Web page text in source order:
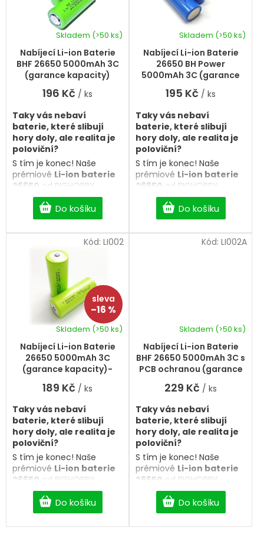
Nabíjecí Li-ion Baterie
BHF 26650 5000mAh 3C
(garance kapacity)
hodnocení
produktu
hvězdiček.
Skladem (>50 ks)
196 Kč / ks
Do košíku
Taky vás nebaví
baterie, které slibují
hory doly, ale realita je
poloviční?
S tím je konec! Naše
prémiové Li-ion baterie
26650 od BIGHOBBY
přicházejí s100% garancí
kapacity . Co je napsáno
na článku, to dostanete i v
realitě. Žádné triky, jen
čistý a spolehlivý výkon
pro vaše svítilny, modely a
elektroniku.
Nabíjecí Li-ion Baterie
26650 BH Power
5000mAh 3C (garance
kapacity)
hodnocení
produktu
hvězdiček.
Skladem (>50 ks)
195 Kč / ks
Do košíku
Taky vás nebaví
baterie, které slibují
hory doly, ale realita je
poloviční?
S tím je konec! Naše
prémiové Li-ion baterie
26650 od BIGHOBBY
přicházejí s100% garancí
kapacity . Co je napsáno
na článku, to dostanete i v
realitě. Žádné triky, jen
čistý a spolehlivý výkon
–16 %
Nabíjecí Li-ion Baterie
26650 5000mAh 3C
(garance kapacity)-
Buttom Top
Skladem (>50 ks)
189 Kč / ks
Do košíku
Taky vás nebaví
baterie, které slibují
hory doly, ale realita je
poloviční?
S tím je konec! Naše
prémiové Li-ion baterie
26650 od BIGHOBBY
přicházejí s100% garancí
kapacity . Co je napsáno
na článku, to dostanete i v
realitě. Žádné triky, jen
Kód: LI002
Nabíjecí Li-ion Baterie
BHF 26650 5000mAh 3C s
PCB ochranou (garance
kapacity)
hodnocení
produktu
je
hvězdiček.
Skladem (>50 ks)
229 Kč / ks
Do košíku
Taky vás nebaví
baterie, které slibují
hory doly, ale realita je
poloviční?
S tím je konec! Naše
prémiové Li-ion baterie
26650 od BIGHOBBY
přicházejí s100% garancí
kapacity . Co je napsáno
na článku, to dostanete i v
realitě. Žádné triky, jen
Kód: LI002A